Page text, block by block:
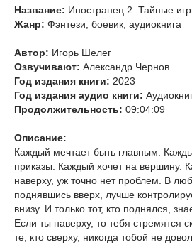
Название: Иностранец 2. Тайные
Жанр: Фэнтези, боевик, аудиокнига
Автор: Игорь Шелег
Озвучивают: Александр Чернов
Год издания книги: 2023
Год издания аудио книги:
Продолжительность: 09:04:09
Описание:
Каждый мечтает быть главным.
приказы. Каждый хочет на вершину.
наверху, уж точно нет проблем. В
поднявшись вверх, лучше
внизу. И только тот, кто поднялся,
Если ты наверху, то тебя стремятся
те, кто сверху, никогда тобой не